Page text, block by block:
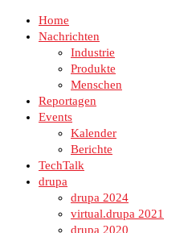
Home
Nachrichten
Industrie
Produkte
Menschen
Reportagen
Events
Kalender
Berichte
TechTalk
drupa
drupa 2024
virtual.drupa 2021
drupa 2020